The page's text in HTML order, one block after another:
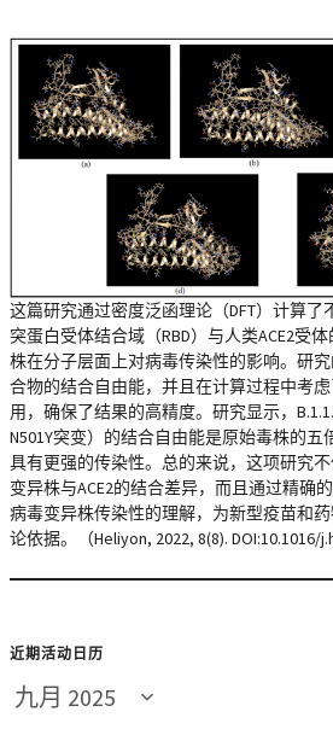
这篇研究通过密度泛函理论（DFT）计算了
突蛋白受体结合域（RBD）与人类ACE2受
株在分子层面上对病毒传染性的影响。研究
合物的结合自由能，并且在计算过程中考
用，确保了结果的高精度。研究显示，
N501Y突变）的结合自由能是原始毒株的
具有更强的传染性。总的来说，这项研究不
变异株与ACE2的结合差异，而且通过精确
病毒变异株传染性的理解，为新型疫苗和
论依据。（Heliyon, 2022, 8(8). DOI:10.1016/
近期活动日历